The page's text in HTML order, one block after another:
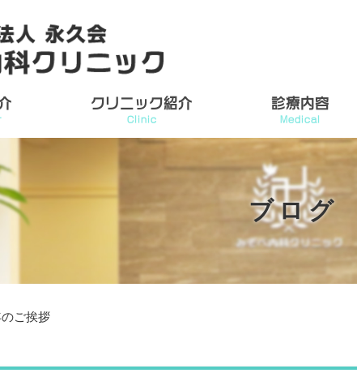
クリニック紹介
Clinic
診療内容
Medical
ブログ
ご挨拶